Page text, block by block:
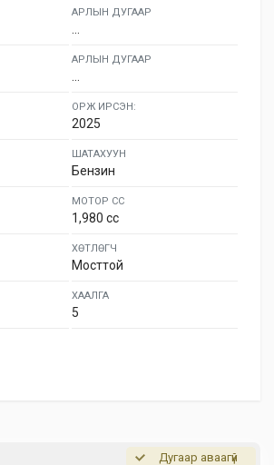
Дугаар аваагүй
АРЛЫН ДУГААР
АРЛЫН ДУГААР
ОРЖ ИРСЭН:
2025
ШАТАХУУН
Бензин
МОТОР СС
1,980 cc
ХӨТЛӨГЧ
Мосттой
ХААЛГА
5